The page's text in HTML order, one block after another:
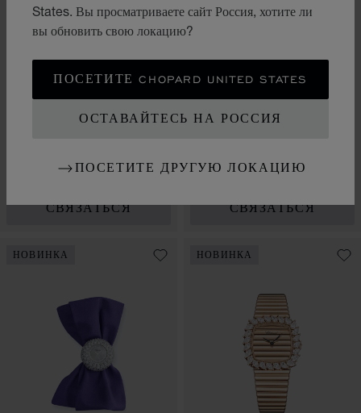
States. Вы просматриваете сайт Россия, хотите ли
вы обновить свою локацию?
ПОСЕТИТЕ CHOPARD UNITED STATES
ОСТАВАЙТЕСЬ НА РОССИЯ
ПОСЕТИТЕ ДРУГУЮ ЛОКАЦИЮ
25 STRAW MARQUETRY
ЭТИЧНОЕ ЖЕЛТОЕ ЗОЛОТО
СВЯЗАТЬСЯ
ПЕРЕЙТИ К
ALPINE EAGLE 41 XP
ЗАВОД, ЭТИЧНОЕ РОЗОВОЕ
СВЯЗАТЬСЯ
НОВИНКА НОВИНКА